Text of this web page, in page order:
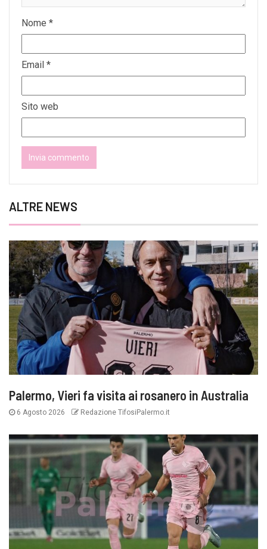
Nome *
Email *
Sito web
ALTRE NEWS
Palermo, Vieri fa visita ai rosanero in Australia
6 Agosto 2026 Redazione TifosiPalermo.it